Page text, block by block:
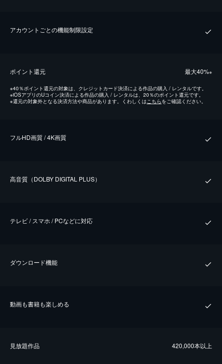
アカウントごとの機能制限設定
ポイント還元 最⼤40%※
※40％ポイント還元の対象は、クレジットカード決済による作品の購入 / レンタルです。
※iOSアプリのUコイン決済による作品の購入 / レンタルは、20％のポイント還元です。
※還元の対象外となる決済方法や商品があります。くわしくはこちらをご確認ください。
フルHD画質 / 4K画質
⾼⾳質（DOLBY DIGITAL PLUS）
テレビ / スマホ / PCなどに対応
ダウンロード機能
動画も書籍も楽しめる
⾒放題作品 420,000本以上